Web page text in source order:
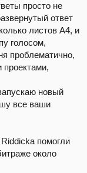
просто не
ответ
листов А4, и
голосом,
проблематично,
проектами,
новый
все ваши
помогли
около